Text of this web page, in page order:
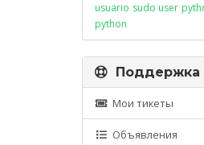
usuario sudo user
python
Поддержка
Мои тикеты
Объявления